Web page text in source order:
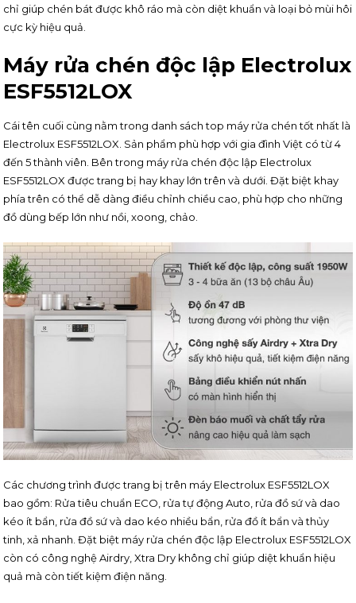
chỉ giúp chén bát được khô ráo mà còn diệt khuẩn và loại bỏ mùi hôi
cực kỳ hiệu quả.
Máy rửa chén độc lập Electrolux
ESF5512LOX
Cái tên cuối cùng nằm trong danh sách top máy rửa chén tốt nhất là
Electrolux ESF5512LOX. Sản phẩm phù hợp với gia đình Việt có từ 4
đến 5 thành viên. Bên trong máy rửa chén độc lập Electrolux
ESF5512LOX được trang bị hay khay lớn trên và dưới. Đặt biệt khay
phía trên có thể dễ dàng điều chỉnh chiều cao, phù hợp cho những
đồ dùng bếp lớn như nồi, xoong, chảo.
Các chương trình được trang bị trên máy Electrolux ESF5512LOX
bao gồm: Rửa tiêu chuẩn ECO, rửa tự động Auto, rửa đồ sứ và dao
kéo ít bẩn, rửa đồ sứ và dao kéo nhiều bẩn, rửa đồ ít bẩn và thủy
tinh, xả nhanh. Đặt biệt máy rửa chén độc lập Electrolux ESF5512LOX
còn có công nghệ Airdry, Xtra Dry không chỉ giúp diệt khuẩn hiệu
quả mà còn tiết kiệm điện năng.